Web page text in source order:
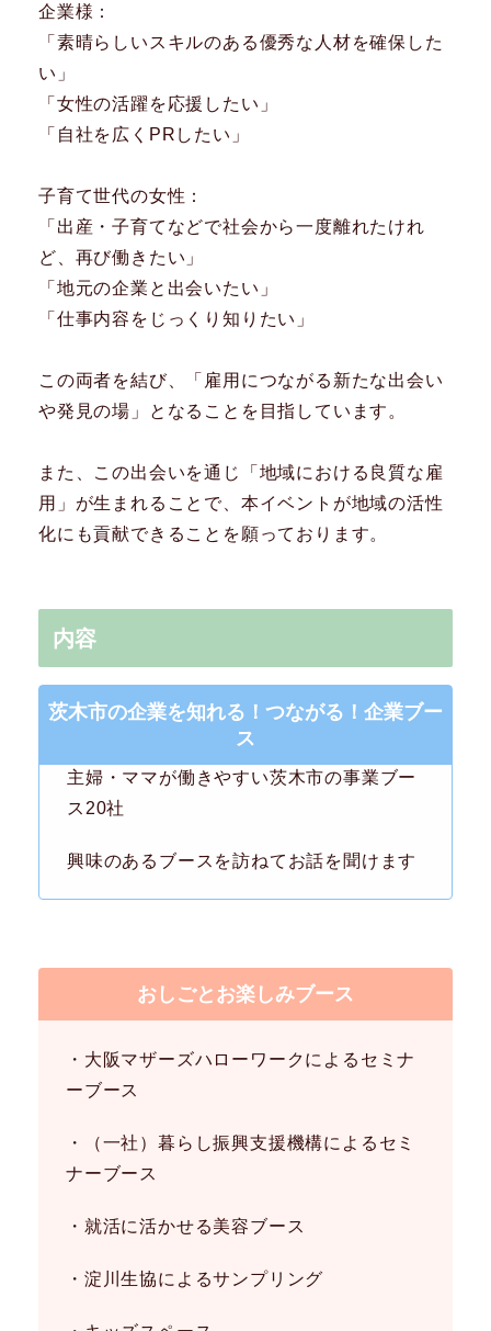
企業様：
「素晴らしいスキルのある優秀な人材を確保した
い」
「女性の活躍を応援したい」
「自社を広くPRしたい」
子育て世代の女性：
「出産・子育てなどで社会から一度離れたけれ
ど、再び働きたい」
「地元の企業と出会いたい」
「仕事内容をじっくり知りたい」
この両者を結び、「雇用につながる新たな出会い
や発見の場」となることを目指しています。
また、この出会いを通じ「地域における良質な雇
用」が生まれることで、本イベントが地域の活性
化にも貢献できることを願っております。
内容
茨木市の企業を知れる！つながる！企業ブー
ス
主婦・ママが働きやすい茨木市の事業ブー
ス20社
興味のあるブースを訪ねてお話を聞けます
おしごとお楽しみブース
・大阪マザーズハローワークによるセミナ
ーブース
・（一社）暮らし振興支援機構によるセミ
ナーブース
・就活に活かせる美容ブース
・淀川生協によるサンプリング